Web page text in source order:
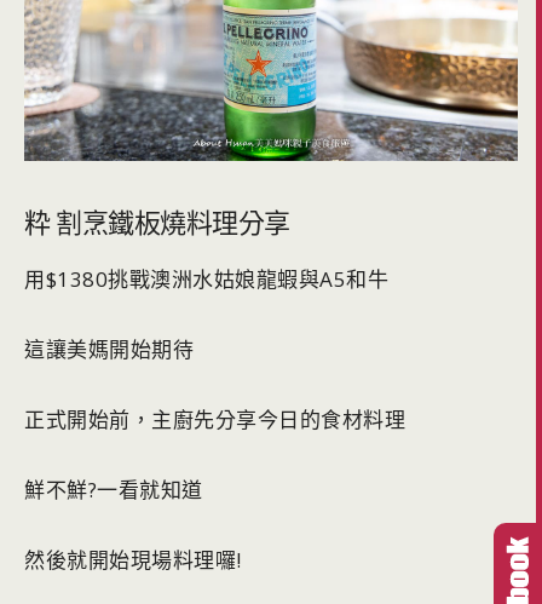
粋 割烹鐵板燒料理分享
用$1380挑戰澳洲水姑娘龍蝦與A5和牛
這讓美媽開始期待
正式開始前，主廚先分享今日的食材料理
鮮不鮮?一看就知道
然後就開始現場料理囉!